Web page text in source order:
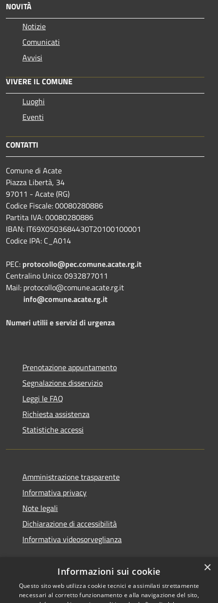
NOVITÀ
Notizie
Comunicati
Avvisi
VIVERE IL COMUNE
Luoghi
Eventi
CONTATTI
Comune di Acate
Piazza Libertà, 34
97011 - Acate (RG)
Codice Fiscale: 00080280886
Partita IVA: 00080280886
IBAN: IT69X0503684430T20100100001
Codice IPA: C_A014
PEC: protocollo@pec.comune.acate.rg.it
Centralino Unico: 0932877011
Mail: protocollo@comune.acate.rg.it
info@comune.acate.rg.it
Numeri utilii e servizi di urgenza
Prenotazione appuntamento
Segnalazione disservizio
Leggi le FAQ
Richiesta assistenza
Statistiche accessi
Amministrazione trasparente
Informativa privacy
Note legali
Dichiarazione di accessibilità
Informativa videosorveglianza
RSS Copyright © 2026 • Comune di
×
Informazioni sui cookie
Questo sito web utilizza cookie tecnici e assimilati strettamente
necessari al corretto funzionamento e alla navigazione del sito,